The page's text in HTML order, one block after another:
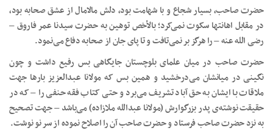
حضرت صاحب، بسیار شجاع و با شهامت بود، دلش مالامال از عشق صحابه بود،
در مقابل اهانتها سکوت نمی‌کرد؛ بالأخص توهین به حضرت سیدنا عمر فاروق –
رضی الله عنه – را هرگز بر نمی‌تافت و تا پای جان از صحابه دفاع می‌نمود.
حضرت صاحب در میان علمای بلوچستان جایگاهی بس رفیع داشت و چون
نگینی در میانشان می‌درخشید و همین بس که مولانا عبدالعزیز بارها جهت
ملاقات با ایشان به حق آباد تشریف می‌برد و حتی کتاب فقه حنفی را – که در
حقیقت نوشته‌ی پدر بزرگوارش (مولانا عبدالله ملازاده) می‌باشد – جهت تصحیح
به نزد حضرت صاحب فرستاد و حضرت صاحب آن را اصلاح نموده از سر نو نوشت.